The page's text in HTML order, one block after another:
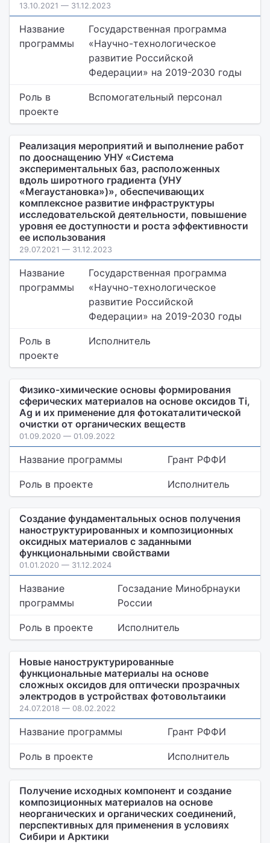
13.10.2021 — 31.12.2023
Название
программы
Государственная программа
«Научно-технологическое
развитие Российской
Федерации» на 2019-2030 годы
Роль в
проекте
Вспомогательный персонал
Реализация мероприятий и выполнение работ
по дооснащению УНУ «Система
экспериментальных баз, расположенных
вдоль широтного градиента (УНУ
«Мегаустановка»)», обеспечивающих
комплексное развитие инфраструктуры
исследовательской деятельности, повышение
уровня ее доступности и роста эффективности
ее использования
29.07.2021 — 31.12.2023
Название
программы
Государственная программа
«Научно-технологическое
развитие Российской
Федерации» на 2019-2030 годы
Роль в
проекте
Исполнитель
Физико-химические основы формирования
сферических материалов на основе оксидов Ti,
Ag и их применение для фотокаталитической
очистки от органических веществ
01.09.2020 — 01.09.2022
Название программы Грант РФФИ
Роль в проекте Исполнитель
Создание фундаментальных основ получения
наноструктурированных и композиционных
оксидных материалов с заданными
функциональными свойствами
01.01.2020 — 31.12.2024
Название
программы
Госзадание Минобрнауки
России
Роль в проекте Исполнитель
Новые наноструктурированные
функциональные материалы на основе
сложных оксидов для оптически прозрачных
электродов в устройствах фотовольтаики
24.07.2018 — 08.02.2022
Название программы Грант РФФИ
Роль в проекте Исполнитель
Получение исходных компонент и создание
композиционных материалов на основе
неорганических и органических соединений,
перспективных для применения в условиях
Сибири и Арктики